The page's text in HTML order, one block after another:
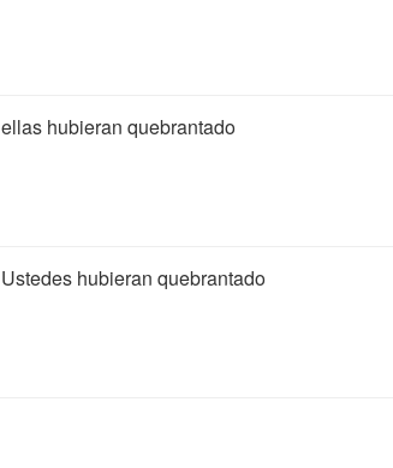
ellas hubieran quebrantado
Ustedes hubieran quebrantado